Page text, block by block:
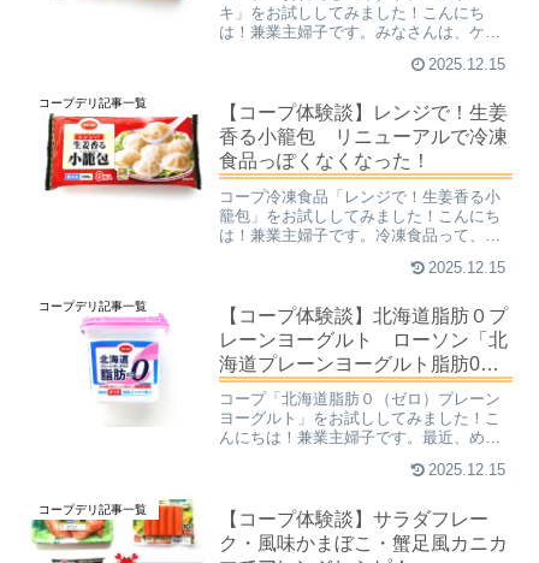
キ」をお試ししてみました！こんにち
は！兼業主婦子です。みなさんは、ケー
キの種類ランキングでは、年代や調査の
「ショートケーキ」「チーズケー...
2025.12.15
コープデリ記事一覧
【コープ体験談】レンジで！生姜
香る小籠包 リニューアルで冷凍
食品っぽくなくなった！
コープ冷凍食品「レンジで！生姜香る小
籠包」をお試ししてみました！こんにち
は！兼業主婦子です。冷凍食品って、本
なってきて、夕食づくりはさっさと済ま
きました。特にコープ印が...
2025.12.15
コープデリ記事一覧
【コープ体験談】北海道脂肪０プ
レーンヨーグルト ローソン「北
海道プレーンヨーグルト脂肪0」
と徹底比較！
コープ「北海道脂肪０（ゼロ）プレーン
ヨーグルト」をお試ししてみました！こ
んにちは！兼業主婦子です。最近、めち
毎日ヨーグルトを食べていると、メーカ
が良く分かってきます。原...
2025.12.15
コープデリ記事一覧
【コープ体験談】サラダフレー
ク・風味かまぼこ・蟹足風カニカ